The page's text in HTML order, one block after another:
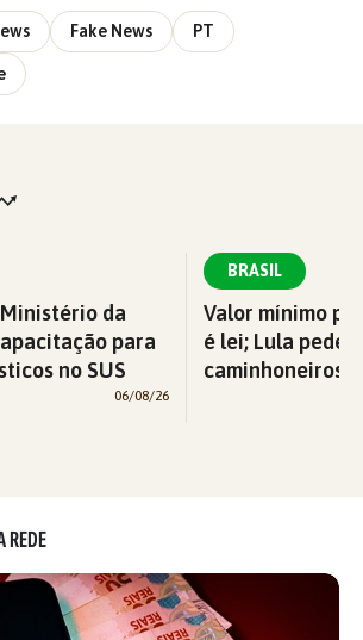
Fake News PT
da
para
no SUS
06/08/26
BRASIL
Valor mínimo
é lei; Lula pede
caminhoneiros
REDE